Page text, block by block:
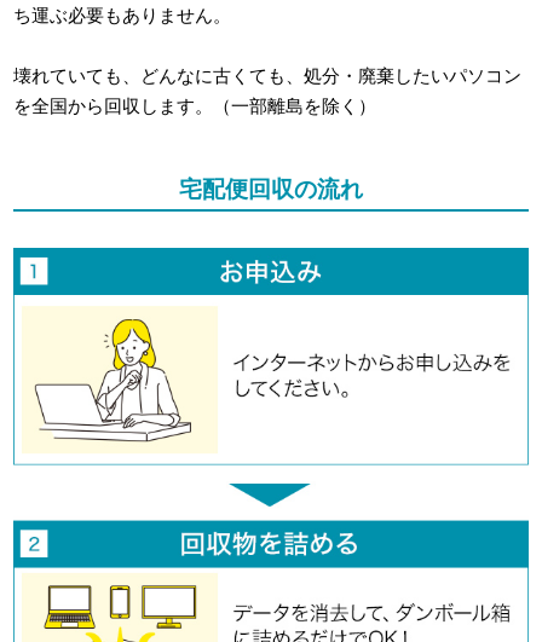
ち運ぶ必要もありません。
壊れていても、どんなに古くても、処分・廃棄したいパソコン
を全国から回収します。（一部離島を除く）
宅配便回収の流れ